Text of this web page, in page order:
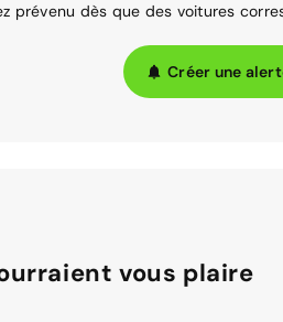
prévenu dès que des voitures
Créer une
vous plaire